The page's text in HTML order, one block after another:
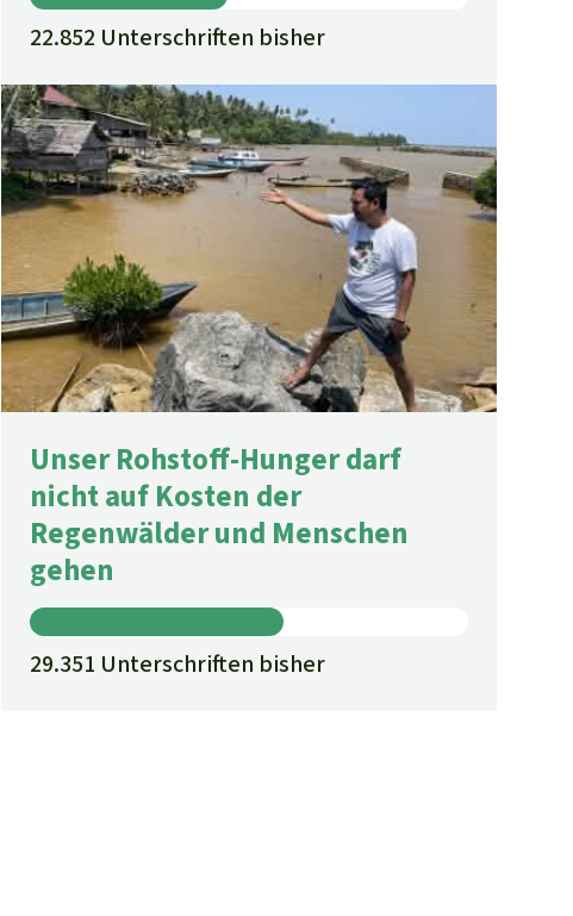
22.852 Unterschriften bisher
Unser Rohstoff-Hunger darf
nicht auf Kosten der
Regenwälder und Menschen
gehen
29.351 Unterschriften bisher